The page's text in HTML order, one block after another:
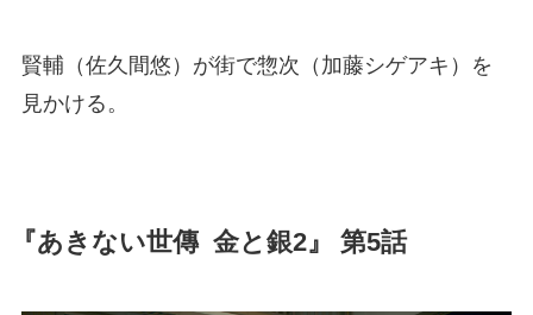
賢輔（佐久間悠）が街で惣次（加藤シゲアキ）を
見かける。
『あきない世傳 金と銀2』 第5話